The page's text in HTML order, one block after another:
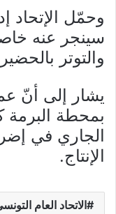
وحمّل الإتحاد
سينجر عنه
والتوتر
يشار إلى أنّ
بمحطة البرمة
الجاري في
الإنتاج.
الاتحاد العام